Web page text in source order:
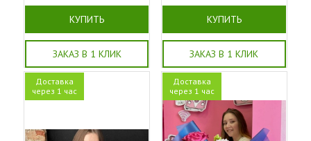
КУПИТЬ
ЗАКАЗ В 1 КЛИК
КУПИТЬ
ЗАКАЗ В 1 КЛИК
Доставка
через 1 час
Доставка
через 1 час